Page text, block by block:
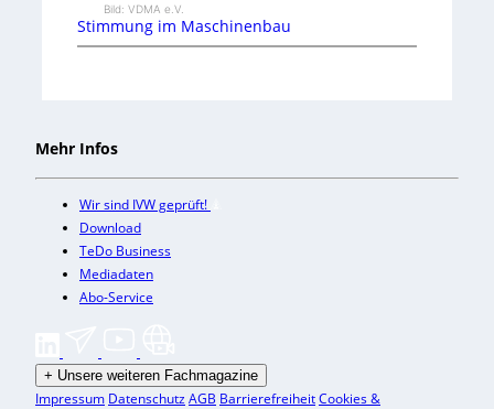
Bild: VDMA e.V.
Stimmung im Maschinenbau
Mehr Infos
Wir sind IVW geprüft!
Download
TeDo Business
Mediadaten
Abo-Service
+ Unsere weiteren Fachmagazine
Impressum DatenschutzAGB BarrierefreiheitCookies &